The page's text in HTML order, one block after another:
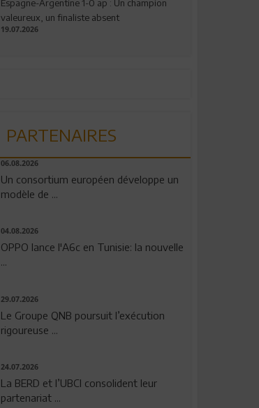
Espagne-Argentine 1-0 ap : Un champion
valeureux, un finaliste absent
19.07.2026
PARTENAIRES
06.08.2026
Un consortium européen développe un
modèle de ...
04.08.2026
OPPO lance l'A6c en Tunisie: la nouvelle
...
29.07.2026
Le Groupe QNB poursuit l’exécution
rigoureuse ...
24.07.2026
La BERD et l’UBCI consolident leur
partenariat ...